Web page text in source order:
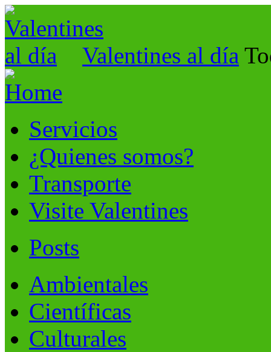
Valentines al día
Servicios
¿Quienes somos?
Transporte
Visite Valentines
Posts
Ambientales
Científicas
Culturales